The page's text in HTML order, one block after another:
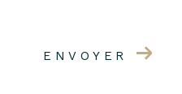
ENVOYER